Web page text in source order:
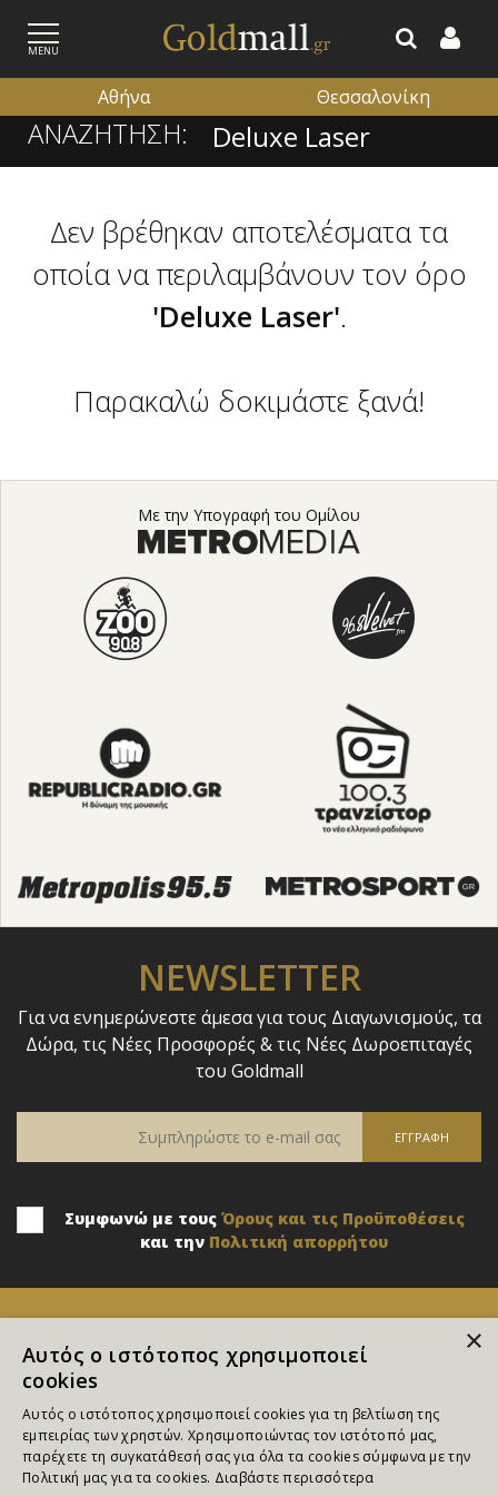
MENU
ΕΓΓΡΑΦΗ ΕΙΣΟΔΟΣ
Αθήνα Θεσσαλονίκη
ΑΝΑΖΗΤΗΣΗ:
Δεν βρέθηκαν αποτελέσματα τα
οποία να περιλαμβάνουν τον όρο
'Deluxe Laser'.
Παρακαλώ δοκιμάστε ξανά!
Με την Υπογραφή του Ομίλου
NEWSLETTER
Για να ενημερώνεστε άμεσα για τους Διαγωνισμούς, τα
Δώρα, τις Νέες Προσφορές & τις Νέες Δωροεπιταγές
του Goldmall
Συμφωνώ με τους Όρους και τις Προϋποθέσεις
και την Πολιτική απορρήτου
Επικοινωνία
×
Αυτός ο ιστότοπος χρησιμοποιεί
cookies
Αυτός ο ιστότοπος χρησιμοποιεί cookies για τη βελτίωση της
εμπειρίας των χρηστών. Χρησιμοποιώντας τον ιστότοπό μας,
παρέχετε τη συγκατάθεσή σας για όλα τα cookies σύμφωνα με την
Πολιτική μας για τα cookies. Διαβάστε περισσότερα